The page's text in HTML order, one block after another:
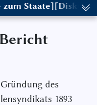
in Zusammenarbeit
des
1893